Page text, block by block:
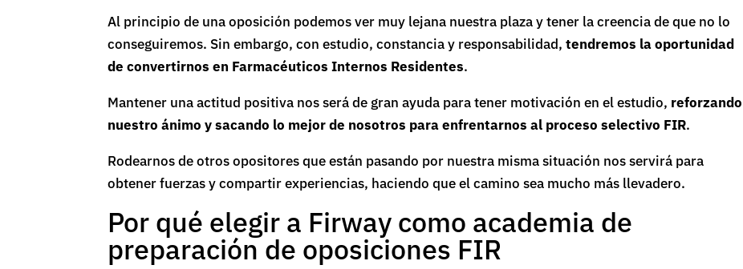
Al principio de una oposición podemos ver muy lejana nuestra plaza y tener la creencia de que no lo
conseguiremos. Sin embargo, con estudio, constancia y responsabilidad,tendremos la oportunidad
de convertirnos en Farmacéuticos Internos Residentes.
Mantener una actitud positiva nos será de gran ayuda para tener motivación en el estudio, reforzando
nuestro ánimo y sacando lo mejor de nosotros para enfrentarnos al proceso selectivo FIR.
Rodearnos de otros opositores que están pasando por nuestra misma situación nos servirá para
obtener fuerzas y compartir experiencias, haciendo que el camino sea mucho más llevadero.
Por qué elegir a Firway como academia de
preparación de oposiciones FIR